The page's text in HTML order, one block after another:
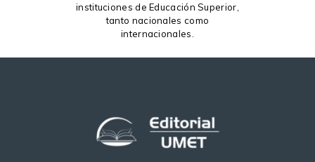
instituciones de Educación Superior,
tanto nacionales como
internacionales.